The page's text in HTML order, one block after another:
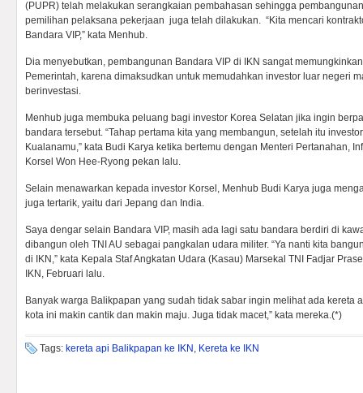
(PUPR) telah melakukan serangkaian pembahasan sehingga
pemilihan pelaksana pekerjaan juga telah dilakukan. “Kita mencari
Bandara VIP,” kata Menhub.
Dia menyebutkan, pembangunan Bandara VIP di IKN sangat
Pemerintah, karena dimaksudkan untuk memudahkan investor luar negeri
berinvestasi.
Menhub juga membuka peluang bagi investor Korea Selatan jika ingin
bandara tersebut. “Tahap pertama kita yang membangun, setelah itu
Kualanamu,” kata Budi Karya ketika bertemu dengan Menteri Pertanahan,
Korsel Won Hee-Ryong pekan lalu.
Selain menawarkan kepada investor Korsel, Menhub Budi Karya juga
juga tertarik, yaitu dari Jepang dan India.
Saya dengar selain Bandara VIP, masih ada lagi satu bandara berdiri di
dibangun oleh TNI AU sebagai pangkalan udara militer. “Ya nanti kita
di IKN,” kata Kepala Staf Angkatan Udara (Kasau) Marsekal TNI Fadjar
IKN, Februari lalu.
Banyak warga Balikpapan yang sudah tidak sabar ingin melihat ada kereta
kota ini makin cantik dan makin maju. Juga tidak macet,” kata mereka.(*)
Tags: kereta api Balikpapan ke IKN , Kereta ke IKN